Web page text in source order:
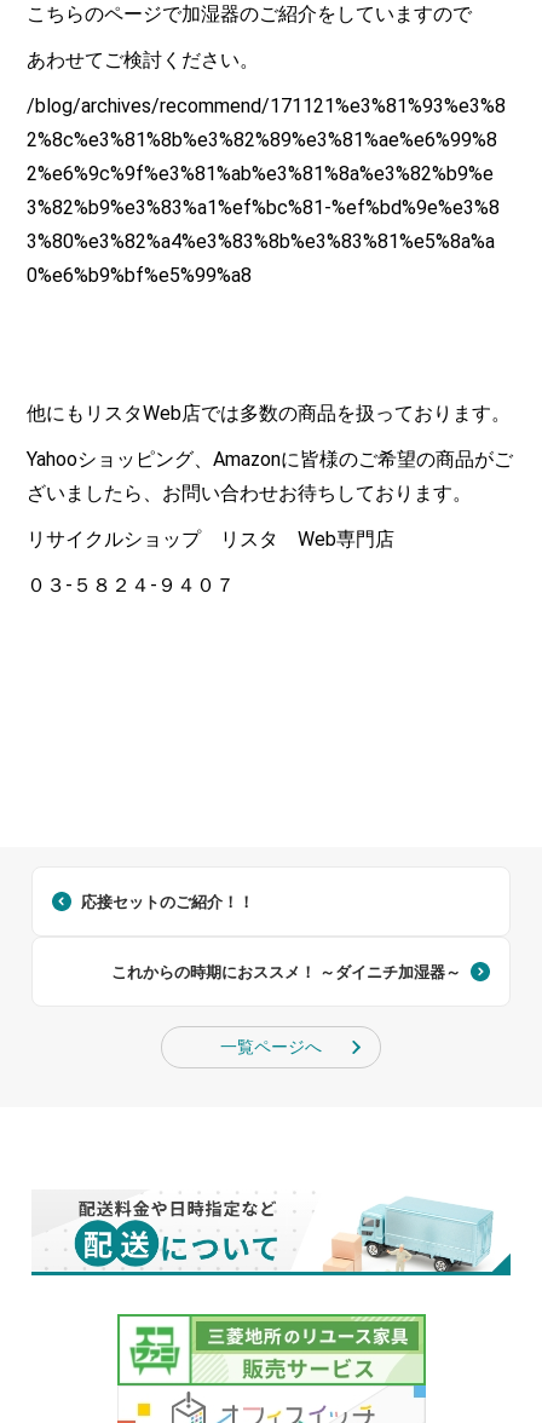
こちらのページで加湿器のご紹介をしていますので
あわせてご検討ください。
/blog/archives/recommend/171121%e3%81%93%e3%8
2%8c%e3%81%8b%e3%82%89%e3%81%ae%e6%99%8
2%e6%9c%9f%e3%81%ab%e3%81%8a%e3%82%b9%e
3%82%b9%e3%83%a1%ef%bc%81-%ef%bd%9e%e3%8
3%80%e3%82%a4%e3%83%8b%e3%83%81%e5%8a%a
0%e6%b9%bf%e5%99%a8
他にもリスタWeb店では多数の商品を扱っております。
Yahooショッピング、Amazonに皆様のご希望の商品がご
ざいましたら、お問い合わせお待ちしております。
リサイクルショップ リスタWeb専門店
０３-５８２４-９４０７
応接セットのご紹介！！
これからの時期におススメ！ ～ダイニチ加湿器～
一覧ページへ